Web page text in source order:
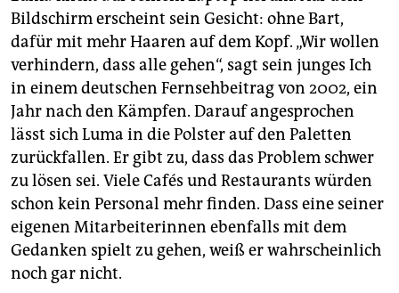
Bildschirm erscheint sein Gesicht: ohne Bart,
dafür mit mehr Haaren auf dem Kopf. „Wir wollen
verhindern, dass alle gehen“, sagt sein junges Ich
in einem deutschen Fernsehbeitrag von 2002, ein
Jahr nach den Kämpfen. Darauf angesprochen
lässt sich Luma in die Polster auf den Paletten
zurückfallen. Er gibt zu, dass das Pro­blem schwer
zu lösen sei. Viele Cafés und Restaurants würden
schon kein Personal mehr finden. Dass eine seiner
eigenen Mitarbeiterinnen ebenfalls mit dem
Gedanken spielt zu gehen, weiß er wahrscheinlich
noch gar nicht.